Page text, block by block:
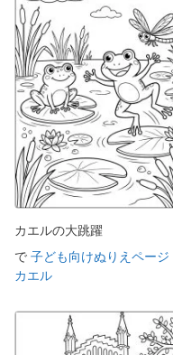
カエルの大跳躍
で 子ども向けぬりえページ
カエル